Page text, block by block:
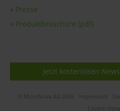
» Presse
» Produktbroschüre (pdf)
Jetzt kostenlosen
© MicroNova AG 2026 Impressum
Cookie-